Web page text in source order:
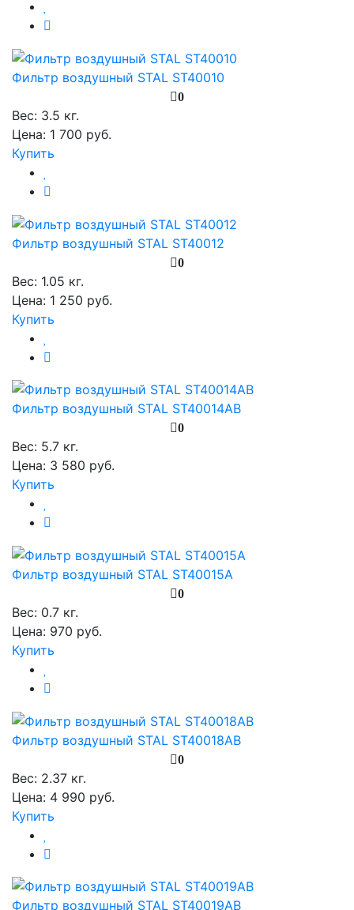
Фильтр воздушный STAL ST40010
0
Вес: 3.5 кг.
Цена: 1 700 руб.
Купить
Фильтр воздушный STAL ST40012
0
Вес: 1.05 кг.
Цена: 1 250 руб.
Купить
Фильтр воздушный STAL ST40014AB
0
Вес: 5.7 кг.
Цена: 3 580 руб.
Купить
Фильтр воздушный STAL ST40015A
0
Вес: 0.7 кг.
Цена: 970 руб.
Купить
Фильтр воздушный STAL ST40018AB
0
Вес: 2.37 кг.
Цена: 4 990 руб.
Купить
Фильтр воздушный STAL ST40019AB